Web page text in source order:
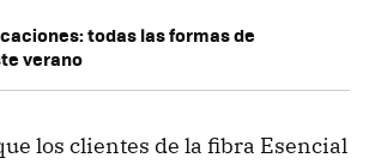
todas las formas de
verano
los clientes de la fibra Esencial